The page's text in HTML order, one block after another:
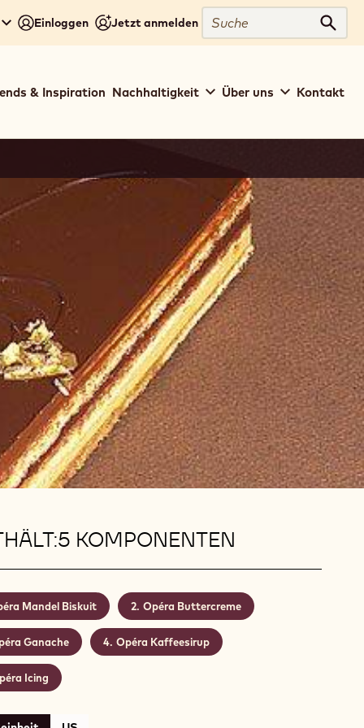
Einloggen Jetzt anmelden
Suche
& Inspiration Nachhaltigkeit Über uns Kontakt
KOMPONENTEN
Mandel Biskuit Opéra Buttercreme
Ganache Opéra Kaffeesirup
Icing